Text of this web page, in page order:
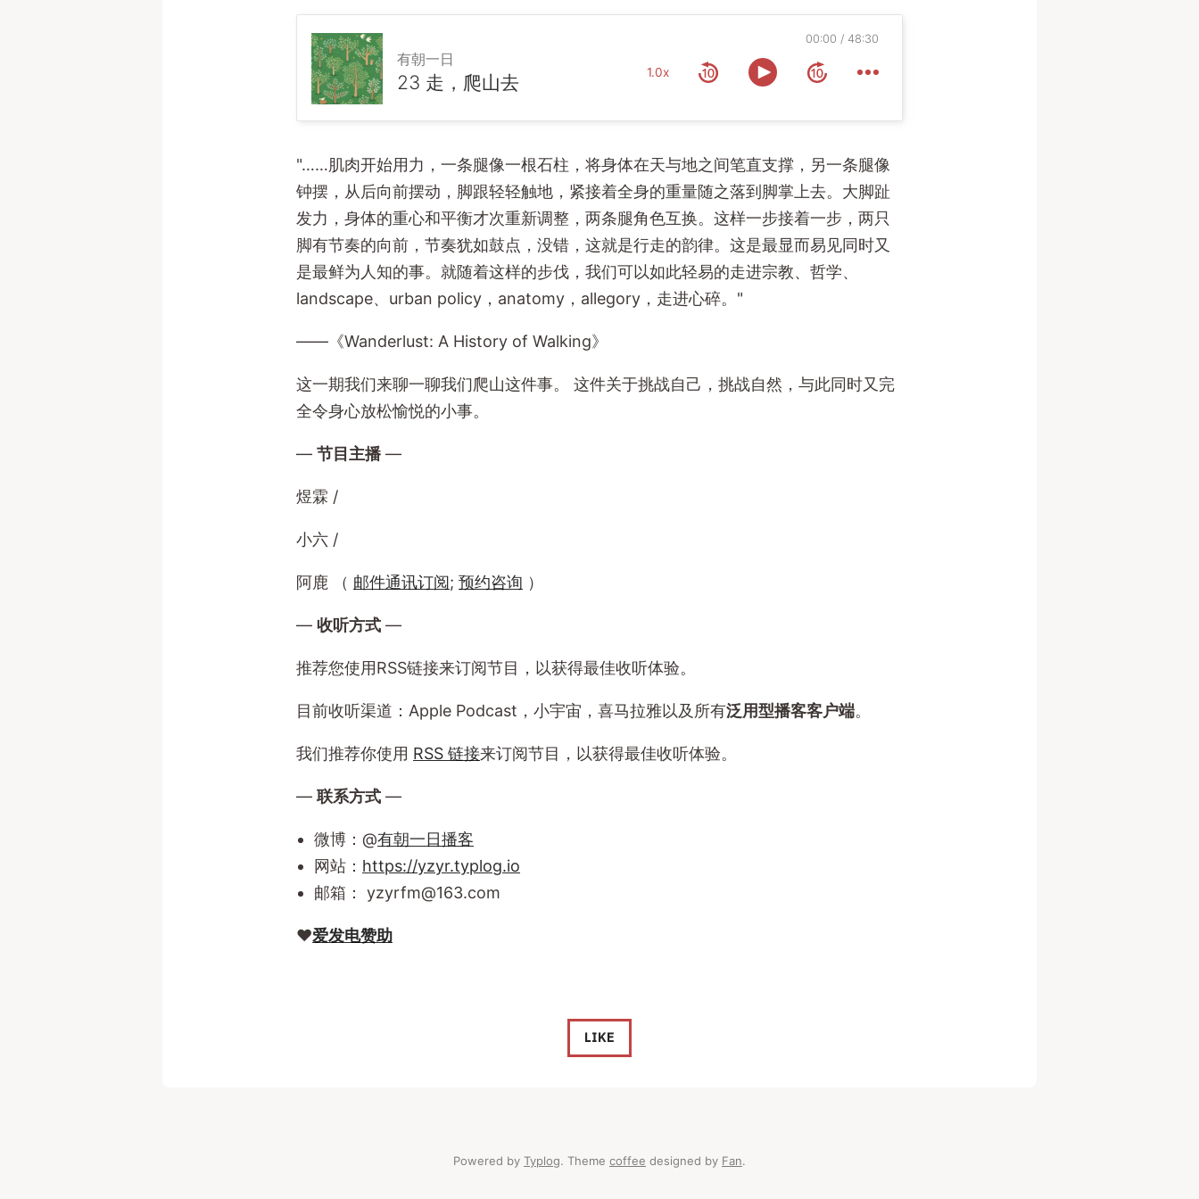
有朝一日
23 走，爬山去 1.0x
00:00 48:30
"……肌肉开始用力，一条腿像一根石柱，将身体在天与地之间笔直支撑，另一条腿像
钟摆，从后向前摆动，脚跟轻轻触地，紧接着全身的重量随之落到脚掌上去。大脚趾
发力，身体的重心和平衡才次重新调整，两条腿角色互换。这样一步接着一步，两只
脚有节奏的向前，节奏犹如鼓点，没错，这就是行走的韵律。这是最显而易见同时又
是最鲜为人知的事。就随着这样的步伐，我们可以如此轻易的走进宗教、哲学、
landscape、urban policy，anatomy，allegory，走进心碎。"
——《Wanderlust: A History of Walking》
这一期我们来聊一聊我们爬山这件事。 这件关于挑战自己，挑战自然，与此同时又完
全令身心放松愉悦的小事。
— 节目主播 —
煜霖 /
小六 /
阿鹿 （ 邮件通讯订阅; 预约咨询 ）
— 收听方式 —
推荐您使用RSS链接来订阅节目，以获得最佳收听体验。
目前收听渠道：Apple Podcast，小宇宙，喜马拉雅以及所有泛用型播客客户端。
我们推荐你使用 RSS 链接来订阅节目，以获得最佳收听体验。
— 联系方式 —
微博：@有朝一日播客
网站： https://yzyr.typlog.io
邮箱： yzyrfm@163.com
❤️爱发电赞助
LIKE
Powered by Typlog. Theme coffee designed by Fan.